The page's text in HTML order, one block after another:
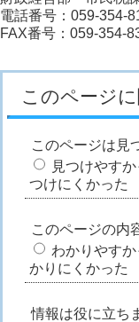
電話番号：059-354-
FAX番号：059-354-
このページ
このページは見
見つけやすか
つけにくかった
このページの内
わかりやすか
かりにくかった
情報は役に立ち